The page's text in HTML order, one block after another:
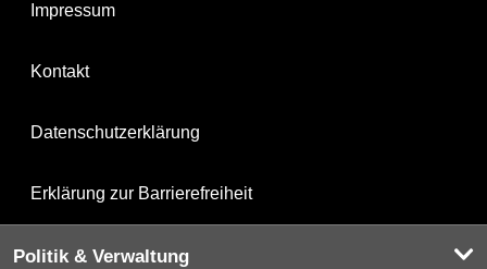
Impressum
Kontakt
Datenschutzerklärung
Erklärung zur Barrierefreiheit
Politik & Verwaltung